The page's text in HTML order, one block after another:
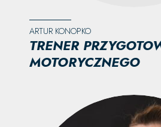
ARTUR KONOPKO
TRENER
MOTORYCZNEGO